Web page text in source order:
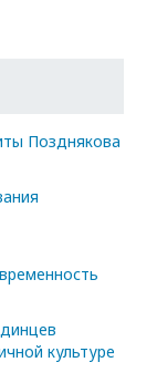
Позднякова
культуре